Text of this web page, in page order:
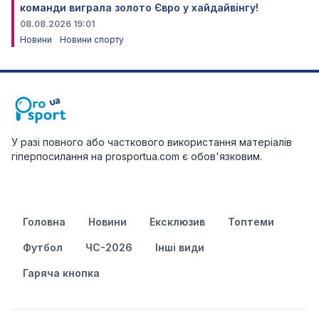
команди виграла золото Євро у хайдайвінгу!
08.08.2026 19:01
Новини
Новини спорту
У разі повного або часткового використання матеріалів
гіперпосилання на prosportua.com є обов'язковим.
Головна Новини Ексклюзив Топтеми
Футбол ЧС-2026 Інші види
Гаряча кнопка